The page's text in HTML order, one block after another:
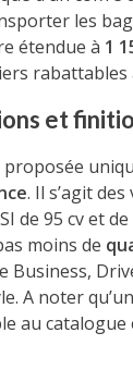
les
étendue à 1
rabattables
et
proposée
. Il s’agit
de 95 cv et
moins de
Business,
A noter
au catalogue